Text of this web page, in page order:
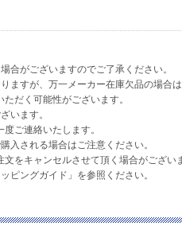
合がございますのでご了承ください。
ますが、万一メーカー在庫欠品の場合は
だく可能性がございます。
います。
ご連絡いたします。
入される場合はご注意ください。
をキャンセルさせて頂く場合がござい
ピングガイド」を参照ください。